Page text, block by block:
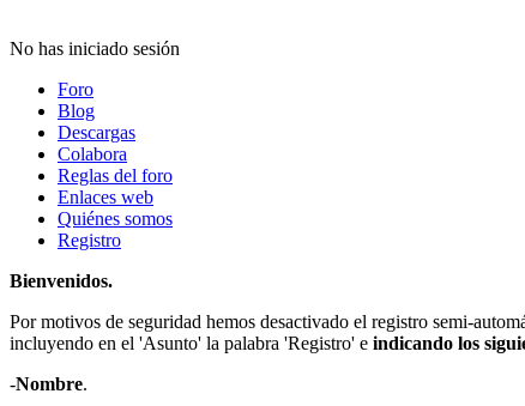
No has iniciado sesión
Foro
Blog
Descargas
Colabora
Reglas del foro
Enlaces web
Quiénes somos
Registro
Bienvenidos.
Por motivos de seguridad hemos desactivado el registro semi-
incluyendo en el 'Asunto' la palabra 'Registro' e indicando los
-Nombre.